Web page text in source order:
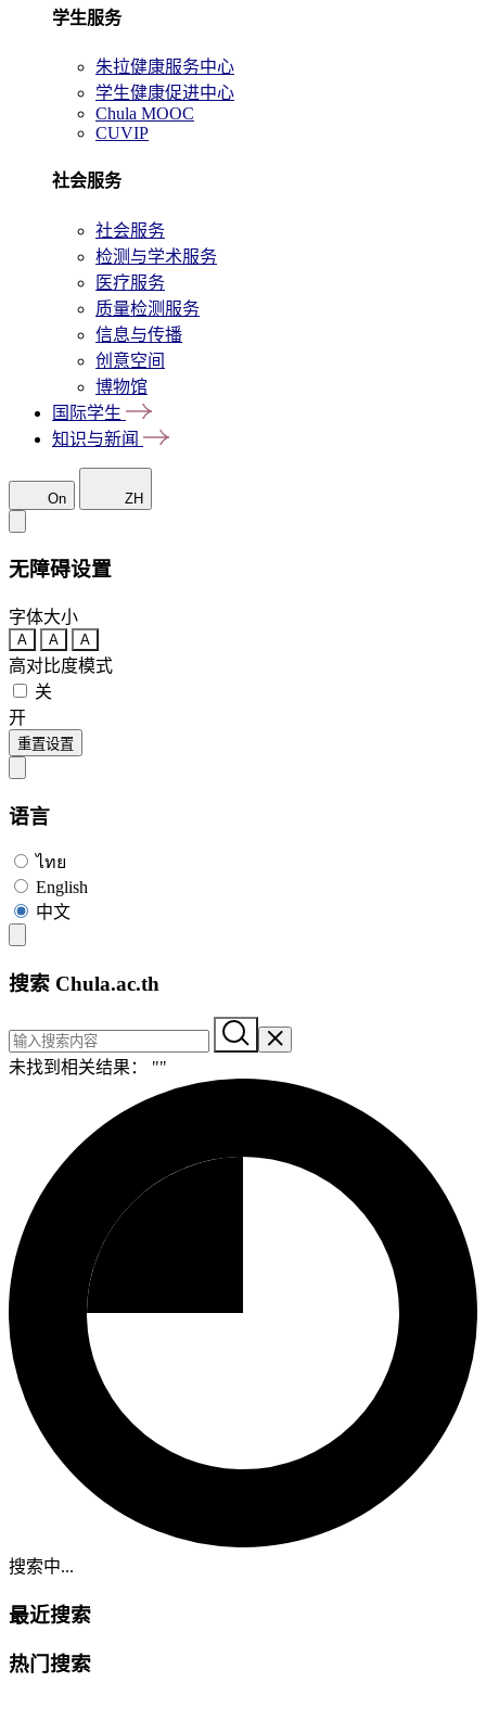
学生服务
朱拉健康服务中心
学生健康促进中心
Chula MOOC
CUVIP
社会服务
社会服务
检测与学术服务
医疗服务
质量检测服务
信息与传播
创意空间
博物馆
国际学生
知识与新闻
On ZH
无障碍设置
字体大小
A A A
高对比度模式
关
开
重置设置
语言
ไทย
English
中文
搜索 Chula.ac.th
未找到相关结果： ""
搜索中...
最近搜索
热门搜索